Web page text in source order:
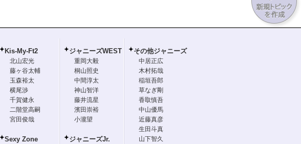
Kis-My-Ft2
北山宏光
藤ヶ谷太輔
玉森裕太
横尾渉
千賀健永
二階堂高嗣
宮田俊哉
Sexy Zone
ジャニーズWEST
重岡大毅
桐山照史
中間淳太
神山智洋
藤井流星
濱田崇裕
小瀧望
ジャニーズJr.
その他ジャニーズ
中居正広
木村拓哉
稲垣吾郎
草なぎ剛
香取慎吾
中山優馬
近藤真彦
生田斗真
山下智久